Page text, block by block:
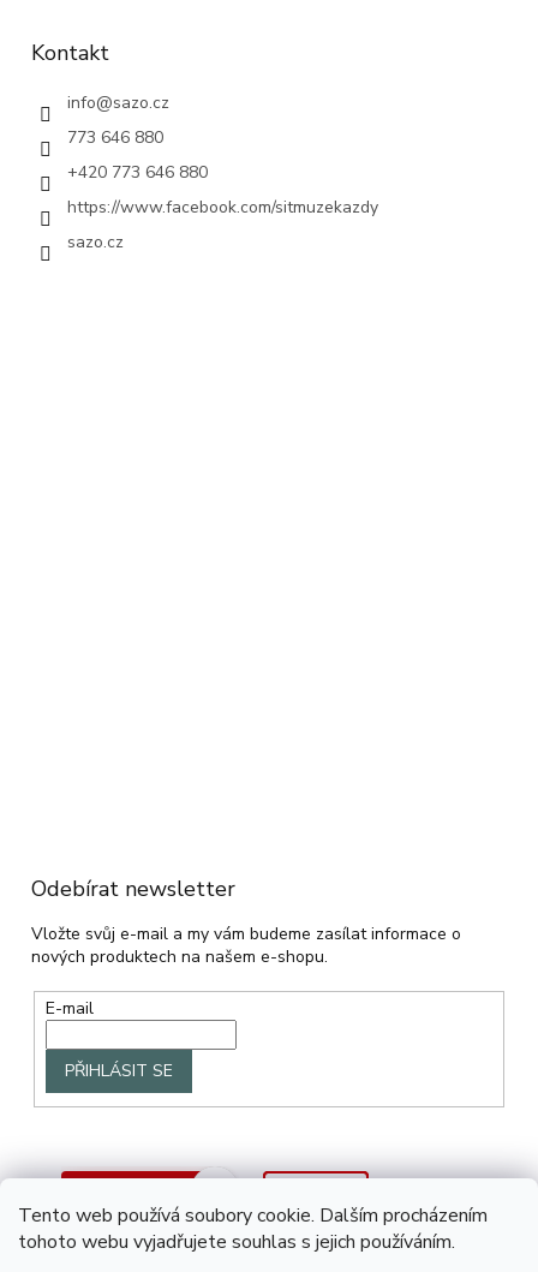
Tento web používá soubory cookie. Dalším procházením
tohoto webu vyjadřujete souhlas s jejich používáním.
Kontakt
info@sazo.cz
773 646 880
+420 773 646 880
https://www.facebook.com/sitmuzekazdy
sazo.cz
Odebírat newsletter
Vložte svůj e-mail a my vám budeme zasílat informace o
nových produktech na našem e-shopu.
E-mail
PŘIHLÁSIT SE